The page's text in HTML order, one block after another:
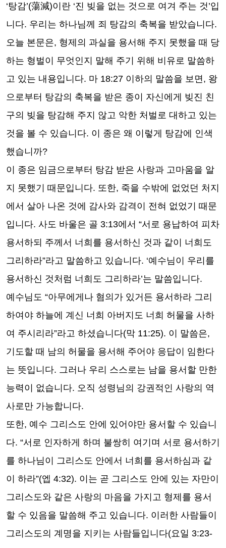
‘탕감’(蕩減)이란 ‘진 빚을 없는 것으로 여겨 주는 것’입
니다. 우리는 하나님께 죄 탕감의 축복을 받았습니다.
오늘 본문은, 형제의 과실을 용서해 주지 못했을 때 당
하는 형벌이 무엇인지 말해 주기 위해 비유로 말씀하
고 있는 내용입니다. 마 18:27 이하의 말씀을 보면, 왕
으로부터 탕감의 축복을 받은 종이 자신에게 빚진 친
구의 빚을 탕감해 주지 않고 악한 처벌로 대하고 있는
것을 볼 수 있습니다. 이 종은 왜 이렇게 탕감에 인색
했습니까?
이 종은 임금으로부터 탕감 받은 사랑과 고마움을 알
지 못했기 때문입니다. 또한, 죽을 수밖에 없었던 처지
에서 살아 나온 것에 감사와 감격이 전혀 없었기 때문
입니다. 사도 바울은 골 3:13에서 “서로 용납하여 피차
용서하되 주께서 너희를 용서하신 것과 같이 너희도
그리하라”라고 말씀하고 있습니다. ‘예수님이 우리를
용서하신 것처럼 너희도 그리하라’는 말씀입니다.
예수님도 “아무에게나 혐의가 있거든 용서하라 그리
하여야 하늘에 계신 너희 아버지도 너희 허물을 사하
여 주시리라”라고 하셨습니다(막 11:25). 이 말씀은,
기도할 때 남의 허물을 용서해 주어야 응답이 임한다
는 뜻입니다. 그러나 우리 스스로는 남을 용서할 만한
능력이 없습니다. 오직 성령님의 강권적인 사랑의 역
사로만 가능합니다.
또한, 예수 그리스도 안에 있어야만 용서할 수 있습니
다. “서로 인자하게 하며 불쌍히 여기며 서로 용서하기
를 하나님이 그리스도 안에서 너희를 용서하심과 같
이 하라”(엡 4:32). 이는 곧 그리스도 안에 있는 자만이
그리스도와 같은 사랑의 마음을 가지고 형제를 용서
할 수 있음을 말씀해 주고 있습니다. 이러한 사람들이
그리스도의 계명을 지키는 사람들입니다(요일 3:23-